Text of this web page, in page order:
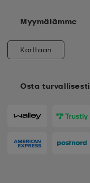
Osta turvallisesti
Myymälämme
Karttaan